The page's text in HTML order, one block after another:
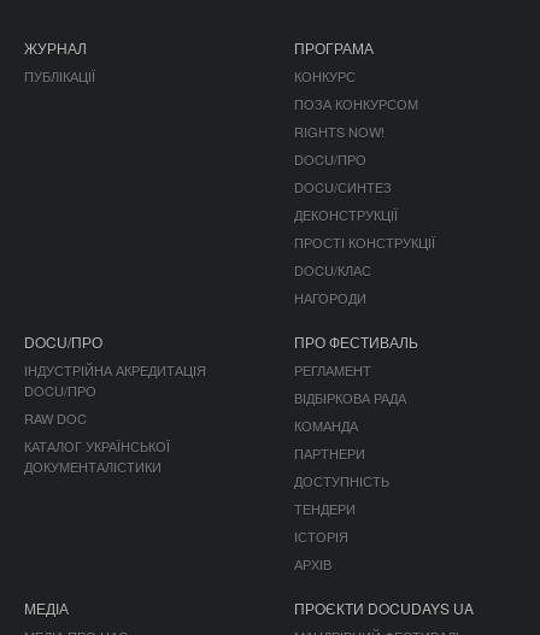
ЖУРНАЛ
ПУБЛІКАЦІЇ
ПРОГРАМА
КОНКУРС
ПОЗА КОНКУРСОМ
RIGHTS NOW!
DOCU/ПРО
DOCU/СИНТЕЗ
ДЕКОНСТРУКЦІЇ
ПРОСТІ КОНСТРУКЦІЇ
DOCU/КЛАС
НАГОРОДИ
DOCU/ПРО
ІНДУСТРІЙНА АКРЕДИТАЦІЯ
DOCU/ПРО
RAW DOC
КАТАЛОГ УКРАЇНСЬКОЇ
ДОКУМЕНТАЛІСТИКИ
ПРО ФЕСТИВАЛЬ
РЕГЛАМЕНТ
ВІДБІРКОВА РАДА
КОМАНДА
ПАРТНЕРИ
ДОСТУПНІСТЬ
ТЕНДЕРИ
ІСТОРІЯ
АРХІВ
МЕДІА ПРОЄКТИ DOCUDAYS UA